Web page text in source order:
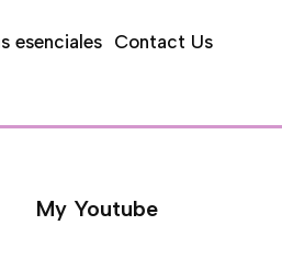
esenciales Contact Us
My Youtube